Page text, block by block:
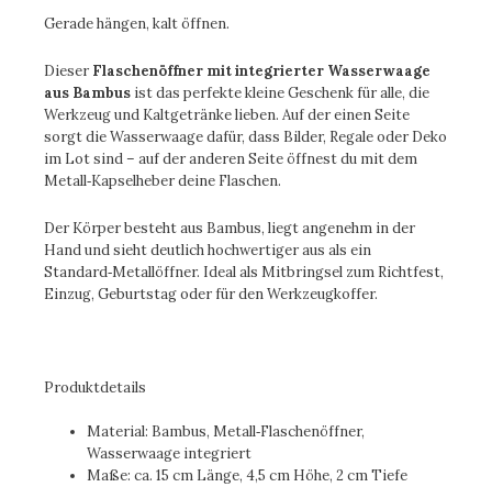
Gerade hängen, kalt öffnen.
Dieser Flaschenöffner mit integrierter Wasserwaage
aus Bambus ist das perfekte kleine Geschenk für alle, die
Werkzeug und Kaltgetränke lieben. Auf der einen Seite
sorgt die Wasserwaage dafür, dass Bilder, Regale oder Deko
im Lot sind – auf der anderen Seite öffnest du mit dem
Metall‑Kapselheber deine Flaschen.
Der Körper besteht aus Bambus, liegt angenehm in der
Hand und sieht deutlich hochwertiger aus als ein
Standard‑Metallöffner. Ideal als Mitbringsel zum Richtfest,
Einzug, Geburtstag oder für den Werkzeugkoffer.
Produktdetails
Material: Bambus, Metall‑Flaschenöffner,
Wasserwaage integriert
Maße: ca. 15 cm Länge, 4,5 cm Höhe, 2 cm Tiefe